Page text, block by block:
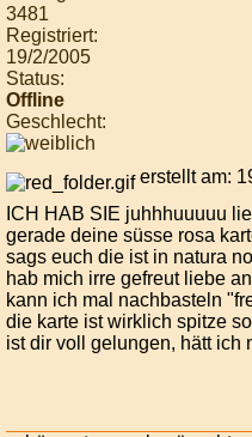
3481
Registriert:
19/2/2005
Status:
Offline
Geschlecht:
erstellt am:
ICH HAB SIE juhhhuuuuu
gerade deine süsse rosa
sags euch die ist in natura
hab mich irre gefreut liebe
kann ich mal nachbasteln
die karte ist wirklich spitze
ist dir voll gelungen, hätt ich